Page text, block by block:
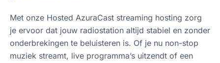
Met onze Hosted AzuraCast streaming hosting zorg
je ervoor dat jouw radiostation altijd stabiel en zonder
onderbrekingen te beluisteren is. Of je nu non-stop
muziek streamt, live programma’s uitzendt of een